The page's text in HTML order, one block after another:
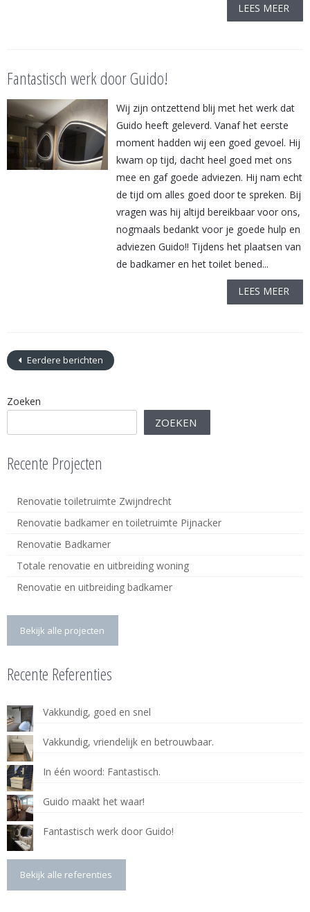
LEES MEER
Fantastisch werk door Guido!
Wij zijn ontzettend blij met het werk dat
Guido heeft geleverd. Vanaf het eerste
moment hadden wij een goed gevoel. Hij
kwam op tijd, dacht heel goed met ons
mee en gaf goede adviezen. Hij nam echt
de tijd om alles goed door te spreken. Bij
vragen was hij altijd bereikbaar voor ons,
nogmaals bedankt voor je goede hulp en
adviezen Guido!! Tijdens het plaatsen van
de badkamer en het toilet bened...
LEES MEER
Eerdere berichten
Zoeken
ZOEKEN
Recente Projecten
Renovatie toiletruimte Zwijndrecht
Renovatie badkamer en toiletruimte Pijnacker
Renovatie Badkamer
Totale renovatie en uitbreiding woning
Renovatie en uitbreiding badkamer
Bekijk alle projecten
Recente Referenties
Vakkundig, goed en snel
Vakkundig, vriendelijk en betrouwbaar.
In één woord: Fantastisch.
Guido maakt het waar!
Fantastisch werk door Guido!
Bekijk alle referenties